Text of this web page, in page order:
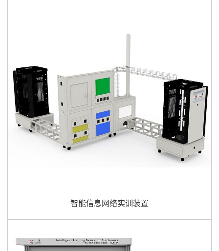
智能信息网络实训装置
操平台；既满足传统综合布线各子系统实训教...